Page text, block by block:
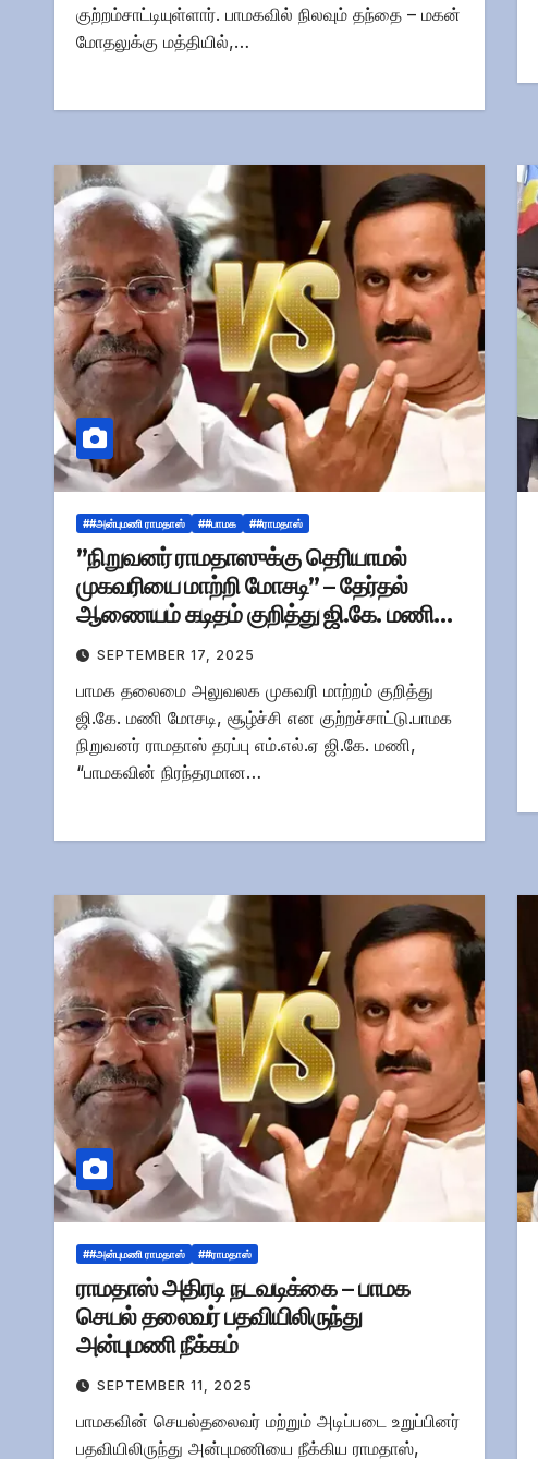
குற்றம்சாட்டியுள்ளார். பாமகவில் நிலவும் தந்தை – மகன்
மோதலுக்கு மத்தியில்,…
##அன்புமணி ராமதாஸ் ##பாமக ##ராமதாஸ்
”நிறுவனர் ராமதாஸுக்கு தெரியாமல்
முகவரியை மாற்றி மோசடி” – தேர்தல்
ஆணையம் கடிதம் குறித்து ஜி.கே. மணி
பரபரப்பு பேட்டி
SEPTEMBER 17, 2025
பாமக தலைமை அலுவலக முகவரி மாற்றம் குறித்து
ஜி.கே. மணி மோசடி, சூழ்ச்சி என குற்றச்சாட்டு.பாமக
நிறுவனர் ராமதாஸ் தரப்பு எம்.எல்.ஏ ஜி.கே. மணி,
“பாமகவின் நிரந்தரமான…
##அன்புமணி ராமதாஸ் ##ராமதாஸ்
ராமதாஸ் அதிரடி நடவடிக்கை – பாமக
செயல் தலைவர் பதவியிலிருந்து
அன்புமணி நீக்கம்
SEPTEMBER 11, 2025
பாமகவின் செயல்தலைவர் மற்றும் அடிப்படை உறுப்பினர்
பதவியிலிருந்து அன்புமணியை நீக்கிய ராமதாஸ்,